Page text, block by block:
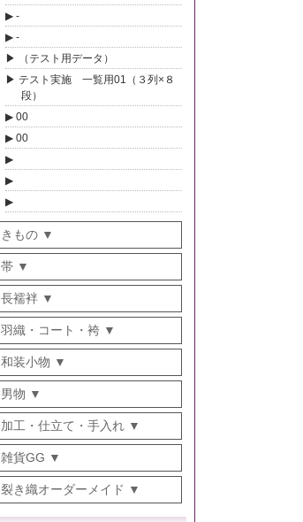
-
-
（テスト用データ）
テスト実施 一覧用01（３列×８
段）
00
00
きもの
帯
長襦袢
羽織・コート・袴
和装小物
男物
加工・仕立て・手入れ
雑貨GG
裂き織オーダーメイド